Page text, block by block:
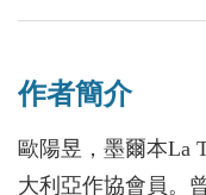
部分成果。
真念雙與修潔音雖
求而深深墮入愛河
踏遍世界各國，通
作者簡介
歐陽昱，墨爾本La
大利亞作協會員。